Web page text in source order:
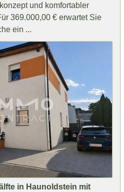
und komfortabler
369.000,00 € erwartet Sie
ein ...
in Haunoldstein mit